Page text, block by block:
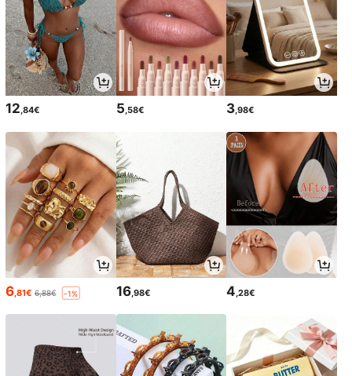
12,84€ 5,58€ 3,98€
6 ,81€ 6,88€ -1% 16,98€ 4 ,28€